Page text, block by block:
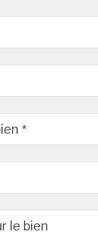
*
le bien